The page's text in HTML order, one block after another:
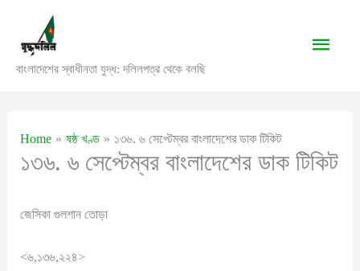
content
বাংলাদেশের স্বাধীনতা যুদ্ধ: দলিলপত্র থেকে বলছি
Main
Home ষষ্ঠ খণ্ড ১৩৬. ৬ সেপ্টেম্বর বাংলাদেশের ডাক টিকিট
১৩৬. ৬ সেপ্টেম্বর বাংলাদেশের ডাক টিকিট
জেসিকা গুলশান তোড়া
<৬,১৩৬,২২৪>